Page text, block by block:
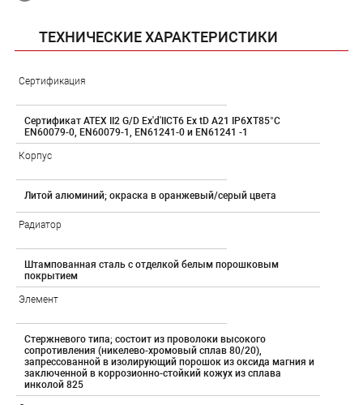
ТЕХНИЧЕСКИЕ ХАРАКТЕРИСТИКИ
Сертификация
Сертификат АТЕХ II2 G/D Ex'd'IICT6 Ex tD А21 IP6XT85°C
EN60079-0, EN60079-1, EN61241-0 и EN61241 -1
Корпус
Литой алюминий; окраска в оранжевый/серый цвета
Радиатор
Штампованная сталь с отделкой белым порошковым
покрытием
Элемент
Стержневого типа; состоит из проволоки высокого
сопротивления (никелево-хромовый сплав 80/20),
запрессованной в изолирующий порошок из оксида магния и
заключенной в коррозионно-стойкий кожух из сплава
инколой 825